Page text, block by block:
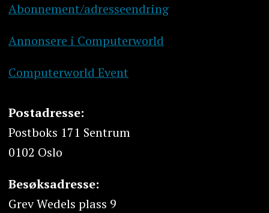
Abonnement/adresseendring
Annonsere i Computerworld
Computerworld Event
Postadresse:
Postboks 171 Sentrum
0102 Oslo
Besøksadresse:
Grev Wedels plass 9